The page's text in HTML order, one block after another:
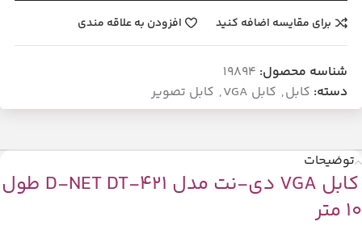
برای مقایسه اضافه کنید
افزودن به علاقه مندی
شناسه محصول: 19894
دسته: کابل, کابل VGA , کابل تصویر
توضیحات
کابل VGA دی-نت مدل D-NET DT-421 طول
10 متر